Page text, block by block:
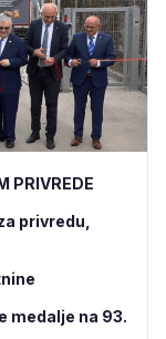
PRIVREDE
privredu,
medalje na 93.